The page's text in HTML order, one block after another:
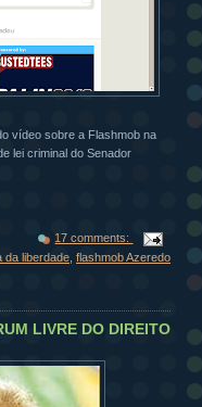
vídeo sobre a Flashmob na
lei criminal do Senador
17 comments:
da liberdade flashmob Azeredo
LIVRE DO DIREITO